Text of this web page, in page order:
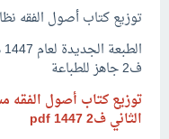
توزيع كتاب أصول الفقه نظام
ف2 جاهز للطباعة
توزيع كتاب أصول الفقه
الثاني ف2 1447